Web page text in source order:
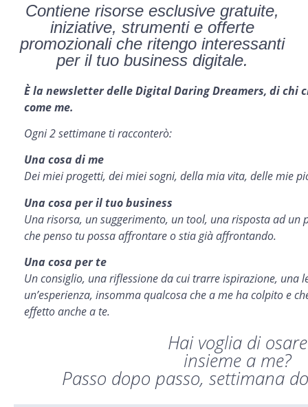
Contiene risorse esclusive gratuite,
iniziative, strumenti e offerte
promozionali che ritengo interessanti
per il tuo business digitale.
È la newsletter delle Digital Daring Dreamers, di chi
come me.
Ogni 2 settimane ti racconterò:
Una cosa di me
Dei miei progetti, dei miei sogni, della mia vita, delle mie
Una cosa per il tuo business
Una risorsa, un suggerimento, un tool, una risposta ad
che penso tu possa affrontare o stia già affrontando.
Una cosa per te
Un consiglio, una riflessione da cui trarre ispirazione, una
un’esperienza, insomma qualcosa che a me ha colpito e
effetto anche a te.
Hai voglia di osare
insieme a me?
Passo dopo passo, settimana